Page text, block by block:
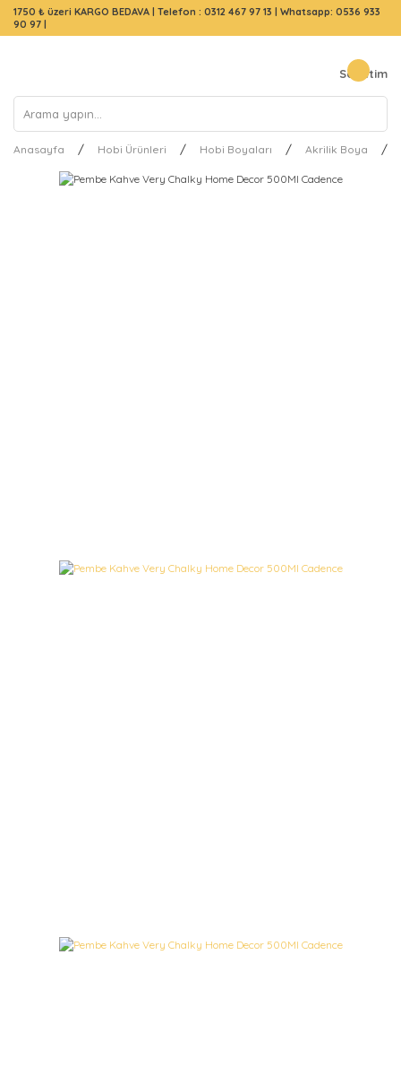
1750 ₺ üzeri KARGO BEDAVA | Telefon : 0312 467 97 13 | Whatsapp: 0536 933
90 97 |
Sepetim
Anasayfa Hobi Ürünleri Hobi Boyaları Akrilik Boya